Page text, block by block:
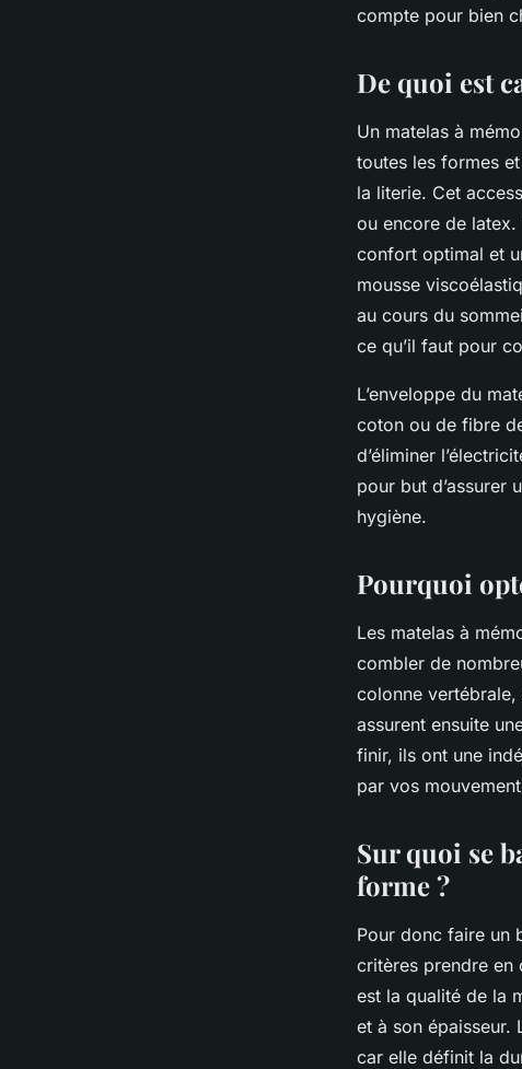
2 min de lecturecompte pour bien
De quoi est
Un matelas à
toutes les formes
la literie. Cet
ou encore de
confort optimal et
mousse
au cours du
ce qu’il faut pour
L’enveloppe du
coton ou de fibre
d’éliminer
pour but d’assurer
hygiène.
Pourquoi
Les matelas à
combler de
colonne
assurent ensuite
finir, ils ont une
par vos
Sur quoi se
forme ?
Pour donc faire un
critères prendre en
est la qualité de la
et à son épaisseur.
car elle définit la